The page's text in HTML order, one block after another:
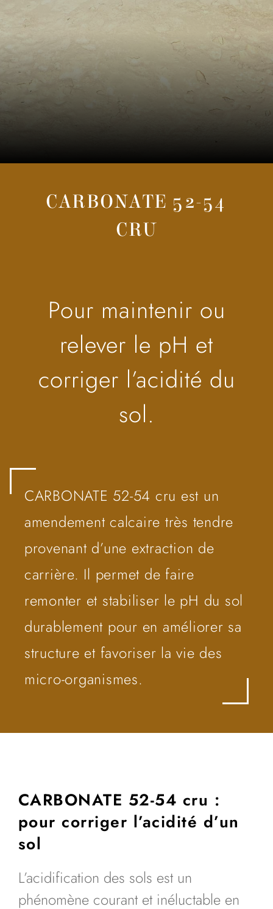
CARBONATE 52-54
CRU
Pour maintenir ou
relever le pH et
corriger l’acidité du
sol.
CARBONATE 52-54 cru est un
amendement calcaire très tendre
provenant d’une extraction de
carrière. Il permet de faire
remonter et stabiliser le pH du sol
durablement pour en améliorer sa
structure et favoriser la vie des
micro-organismes.
CARBONATE 52-54 cru :
pour corriger l’acidité d’un
sol
L’acidification des sols est un
phénomène courant et inéluctable en